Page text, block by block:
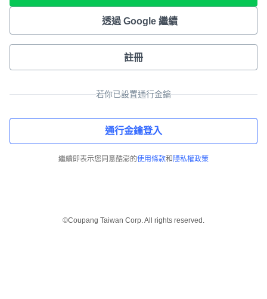
透過 Google 繼續
註冊
若你已設置通行金鑰
通行金鑰登入
繼續即表示您同意酷澎的使用條款和 隱私權政策
©Coupang Taiwan Corp. All rights reserved.